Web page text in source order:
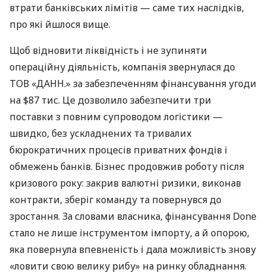
втрати банківських лімітів — саме тих наслідків,
про які йшлося вище.
Щоб відновити ліквідність і не зупиняти
операційну діяльність, компанія звернулася до
ТОВ «ДАНН.» за забезпеченням фінансування угоди
на $87 тис. Це дозволило забезпечити три
поставки з повним супроводом логістики —
швидко, без ускладнених та тривалих
бюрократичних процесів приватних фондів і
обмежень банків. Бізнес продовжив роботу після
кризового року: закрив валютні ризики, виконав
контракти, зберіг команду та повернувся до
зростання. За словами власника, фінансування Done
стало не лише інструментом імпорту, а й опорою,
яка повернула впевненість і дала можливість знову
«ловити свою велику рибу» на ринку обладнання.